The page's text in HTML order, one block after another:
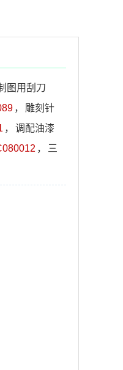
图用刮刀
，
雕刻针
，
调配油漆
，
三